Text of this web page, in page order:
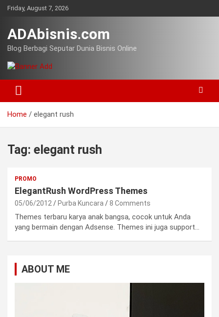
SkipFriday, August 7, 2026
ADAbisnis.com
Blog Berbagi Seputar Dunia Bisnis Online
Home elegant rush
Tag: elegant rush
PROMO
ElegantRush WordPress Themes
05/06/2012 Purba Kuncara 8 Comments
Themes terbaru karya anak bangsa, cocok untuk Anda
yang bermain dengan Adsense. Themes ini juga support…
ABOUT ME